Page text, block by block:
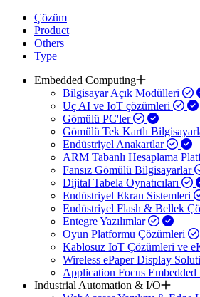
Çözüm
Product
Others
Type
Embedded Computing
Bilgisayar Açık Modülleri
Uç AI ve IoT çözümleri
Gömülü PC'ler
Gömülü Tek Kartlı
Endüstriyel Anakartlar
ARM Tabanlı Hesaplama
Fansız Gömülü Bilgisayarlar
Dijital Tabela Oynatıcıları
Endüstriyel Ekran Sistemleri
Endüstriyel Flash & Bellek
Entegre Yazılımlar
Oyun Platformu Çözümleri
Kablosuz IoT Çözümleri ve
Wireless ePaper Display
Application Focus Embedded
Industrial Automation & I/O